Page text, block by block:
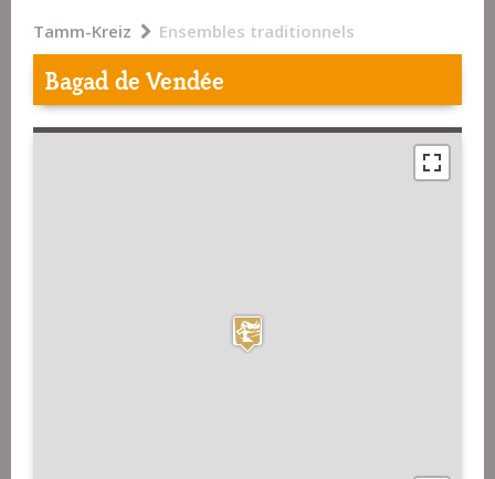
Tamm-Kreiz Ensembles traditionnels
Bagad de Vendée